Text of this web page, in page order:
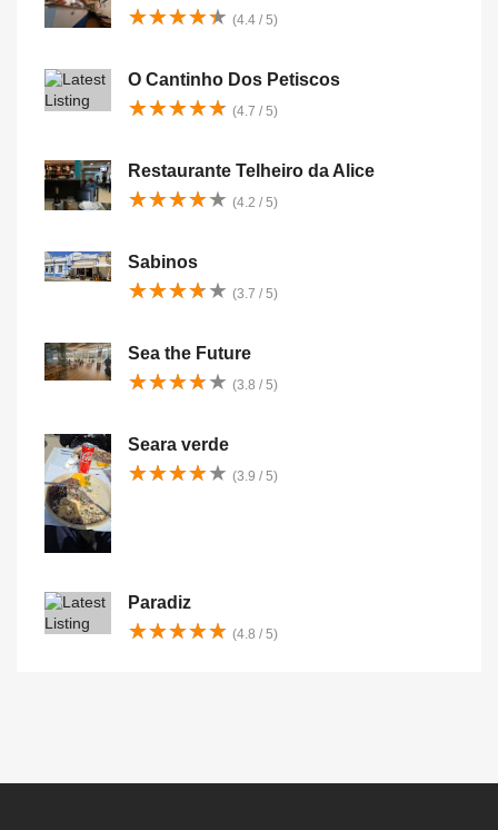
★★★★★
★★★★★ (4.4 / 5)
O Cantinho Dos Petiscos
★★★★★
★★★★★ (4.7 / 5)
Restaurante Telheiro da Alice
★★★★★
★★★★★ (4.2 / 5)
Sabinos
★★★★★
★★★★★ (3.7 / 5)
Sea the Future
★★★★★
★★★★★ (3.8 / 5)
Seara verde
★★★★★
★★★★★ (3.9 / 5)
Paradiz
★★★★★
★★★★★ (4.8 / 5)